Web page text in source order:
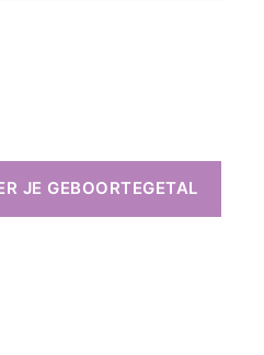
JE GEBOORTEGETAL